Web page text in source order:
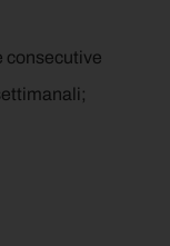
consecutive